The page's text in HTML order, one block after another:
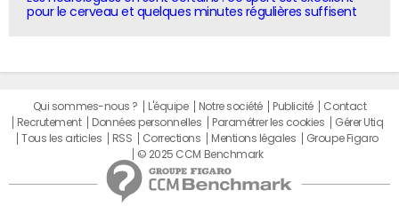
pour le cerveau et quelques minutes régulières suffisent
Qui sommes-nous ? L'équipe Notre société Publicité
Contact
Recrutement
Données personnelles Paramétrer les cookies
Gérer Utiq
Tous les articles
RSS Corrections Mentions légales
Groupe Figaro
© 2025 CCM Benchmark